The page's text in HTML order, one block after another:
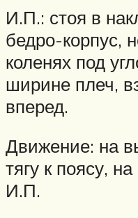
И.П.: стоя в
бедро-корпус,
коленях под
ширине плеч,
вперед.
Движение: на
тягу к поясу,
И.П.